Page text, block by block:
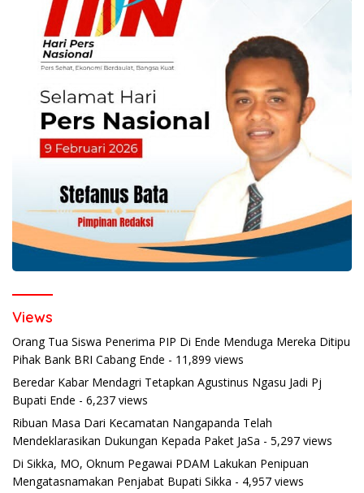
Views
Orang Tua Siswa Penerima PIP Di Ende Menduga Mereka Ditipu
Pihak Bank BRI Cabang Ende - 11,899 views
Beredar Kabar Mendagri Tetapkan Agustinus Ngasu Jadi Pj
Bupati Ende - 6,237 views
Ribuan Masa Dari Kecamatan Nangapanda Telah
Mendeklarasikan Dukungan Kepada Paket JaSa - 5,297 views
Di Sikka, MO, Oknum Pegawai PDAM Lakukan Penipuan
Mengatasnamakan Penjabat Bupati Sikka - 4,957 views